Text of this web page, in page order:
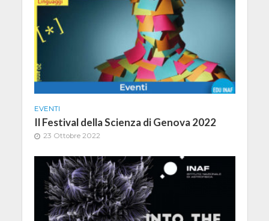
EVENTI
Il Festival della Scienza di Genova 2022
23 Ottobre 2022